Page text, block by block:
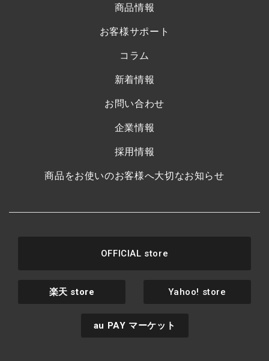
商品情報
お客様サポート
コラム
新着情報
お問い合わせ
企業情報
採用情報
商品をお使いのお客様へ大切なお知らせ
OFFICIAL store
楽天 store Yahoo! store
au PAY マーケット